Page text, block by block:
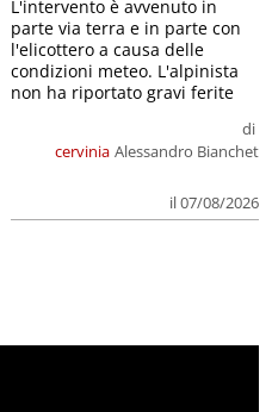
cervinia
di
Alessandro Bianchet
il 07/08/2026
L'intervento è avvenuto in
parte via terra e in parte con
l'elicottero a causa delle
condizioni meteo. L'alpinista
non ha riportato gravi ferite